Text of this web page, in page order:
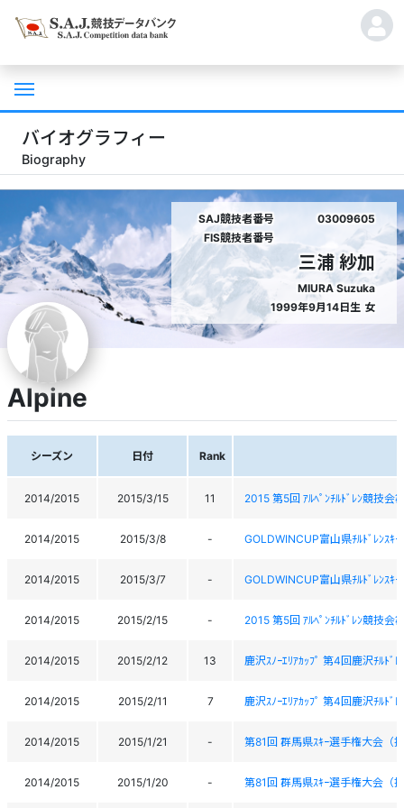
バイオグラフィー
Biography
SAJ競技者番号
03009605
FIS競技者番号
三浦 紗加
MIURA Suzuka
1999年9月14日生 女
Alpine
シーズン 日付 Rank
2014/2015 2015/3/15 11 2015 第5回 ｱﾙﾍﾟﾝﾁﾙﾄﾞﾚﾝ競技会
2014/2015 2015/3/8 - GOLDWINCUP富山県ﾁﾙﾄﾞﾚﾝｽｷｰ
2014/2015 2015/3/7 - GOLDWINCUP富山県ﾁﾙﾄﾞﾚﾝｽｷｰ
2014/2015 2015/2/15 - 2015 第5回 ｱﾙﾍﾟﾝﾁﾙﾄﾞﾚﾝ競技会
2014/2015 2015/2/12 13 鹿沢ｽﾉｰｴﾘｱｶｯﾌﾟ 第4回鹿沢ﾁﾙﾄﾞ
2014/2015 2015/2/11 7 鹿沢ｽﾉｰｴﾘｱｶｯﾌﾟ 第4回鹿沢ﾁﾙﾄﾞ
2014/2015 2015/1/21 - 第81回 群馬県ｽｷｰ選手権大会（
2014/2015 2015/1/20 - 第81回 群馬県ｽｷｰ選手権大会（